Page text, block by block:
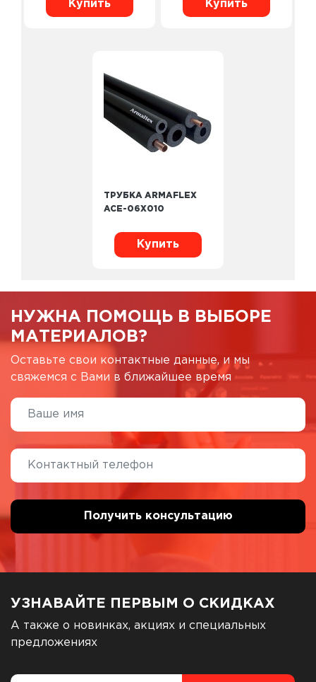
Купить Купить
ТРУБКА ARMAFLEX
ACE-06X010
Купить
НУЖНА ПОМОЩЬ В ВЫБОРЕ
МАТЕРИАЛОВ?
Оставьте свои контактные данные, и мы
свяжемся с Вами в ближайшее время
УЗНАВАЙТЕ ПЕРВЫМ О СКИДКАХ
А также о новинках, акциях и специальных
предложениях